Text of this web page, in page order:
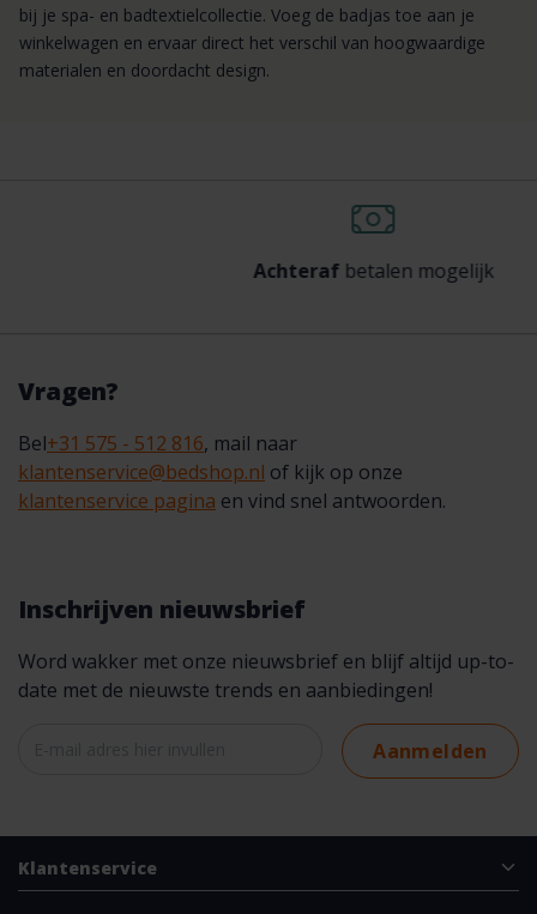
bij je spa- en badtextielcollectie. Voeg de badjas toe aan je
winkelwagen en ervaar direct het verschil van hoogwaardige
materialen en doordacht design.
Achterafbetalen mogelijk
Vragen?
Bel+31 575 - 512 816, mail naar
klantenservice@bedshop.nl of kijk op onze
klantenservice pagina en vind snel antwoorden.
Inschrijven nieuwsbrief
Word wakker met onze nieuwsbrief en blijf altijd up-to-
date met de nieuwste trends en aanbiedingen!
Aanmelden
Klantenservice